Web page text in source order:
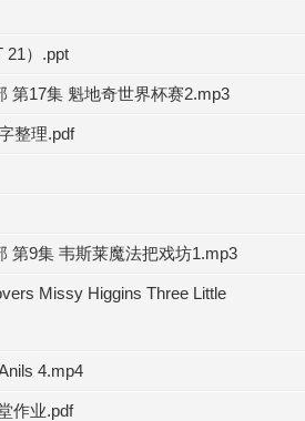
21）.ppt
第17集 魁地奇世界杯赛2.mp3
整理.pdf
第9集 韦斯莱魔法把戏坊1.mp3
Missy Higgins Three Little
4.mp4
作业.pdf